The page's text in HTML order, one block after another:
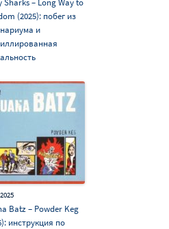
(2025): побег из
и
Batz – Powder Keg
инструкция по